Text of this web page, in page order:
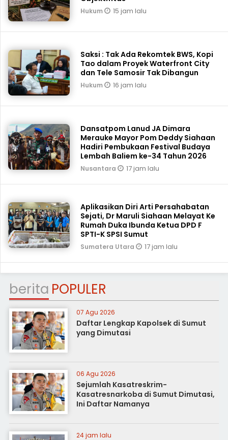
Hukum 15 jam lalu
Saksi : Tak Ada Rekomtek BWS, Kopi
Tao dalam Proyek Waterfront City
dan Tele Samosir Tak Dibangun
Hukum 16 jam lalu
Dansatpom Lanud JA Dimara
Merauke Mayor Pom Deddy Siahaan
Hadiri Pembukaan Festival Budaya
Lembah Baliem ke-34 Tahun 2026
Nusantara 17 jam lalu
Aplikasikan Diri Arti Persahabatan
Sejati, Dr Maruli Siahaan Melayat Ke
Rumah Duka Ibunda Ketua DPD F
SPTI-K SPSI Sumut
Sumatera Utara 17 jam lalu
berita POPULER
07 Agu 2026
Daftar Lengkap Kapolsek di Sumut
yang Dimutasi
06 Agu 2026
Sejumlah Kasatreskrim-
Kasatresnarkoba di Sumut Dimutasi,
Ini Daftar Namanya
24 jam lalu